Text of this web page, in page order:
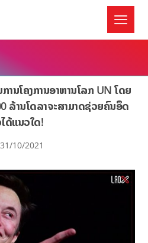
ນໂຄງການອາຫານໂລກ UN ໂດຍ
ລ້ານໂດລາຈະສາມາດຊ່ວຍຄົນອຶດ
ດ້ແນວໃດ!
31/10/2021